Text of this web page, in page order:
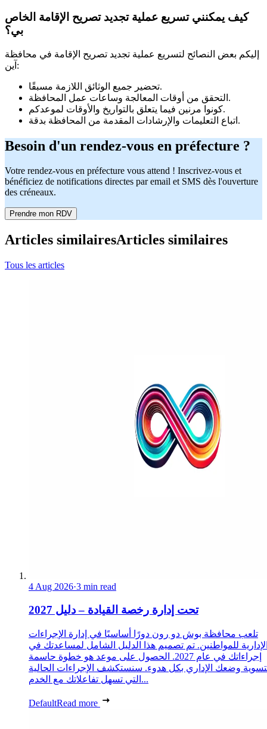
كيف يمكنني تسريع عملية تجديد تصريح الإقامة الخاص
بي؟
إليكم بعض النصائح لتسريع عملية تجديد تصريح الإقامة في محافظة
آين:
تحضير جميع الوثائق اللازمة مسبقًا.
التحقق من أوقات المعالجة وساعات عمل المحافظة.
كونوا مرنين فيما يتعلق بالتواريخ والأوقات لموعدكم.
اتباع التعليمات والإرشادات المقدمة من المحافظة بدقة.
Besoin d'un rendez-vous en préfecture ?
Votre rendez-vous en préfecture vous attend ! Inscrivez-vous et
bénéficiez de notifications directes par email et SMS dès l'ouverture
des créneaux.
Prendre mon RDV
Articles similairesArticles similaires
Tous les articles
4 Aug 2026·3 min read
تحت إدارة رخصة القيادة – دليل 2027
تلعب محافظة بوش دو رون دورًا أساسيًا في إدارة الإجراءات
للمواطنين. تم تصميم هذا الدليل الشامل لمساعدتك في
إجراءاتك في عام 2027. الحصول على موعد هو خطوة حاسمة
وضعك الإداري بكل هدوء. سنستكشف الإجراءات الحالية
التي تسهل تفاعلاتك مع الخدم...
DefaultRead more